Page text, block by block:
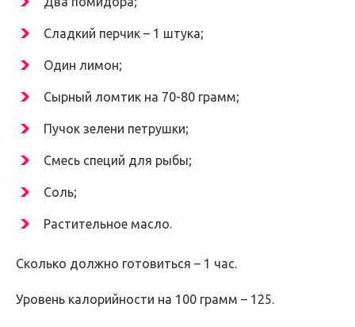
Сладкий перчик – 1 штука;
Один лимон;
Сырный ломтик на 70-80 грамм;
Пучок зелени петрушки;
Смесь специй для рыбы;
Соль;
Растительное масло.
Сколько должно готовиться – 1 час.
Уровень калорийности на 100 грамм – 125.